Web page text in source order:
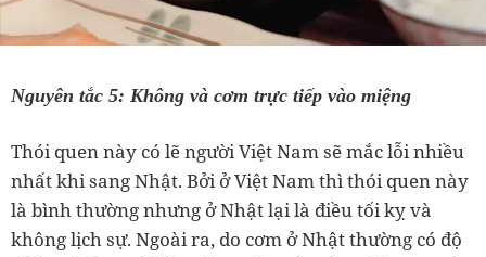
Nguyên tắc 5: Không và cơm trực tiếp vào miệng
Thói quen này có lẽ người Việt Nam sẽ mắc lỗi nhiều
nhất khi sang Nhật. Bởi ở Việt Nam thì thói quen này
là bình thường nhưng ở Nhật lại là điều tối kỵ và
không lịch sự. Ngoài ra, do cơm ở Nhật thường có độ